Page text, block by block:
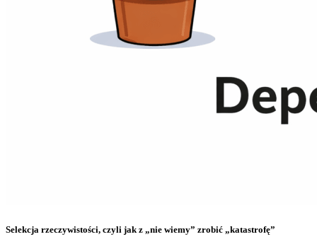
Selekcja rzeczywistości, czyli jak z „nie wiemy” zrobić „katastrofę”